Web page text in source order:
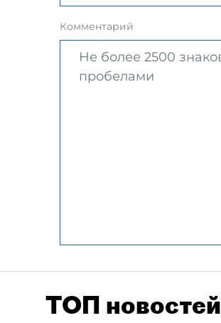
Комментарий
ТОП новостей